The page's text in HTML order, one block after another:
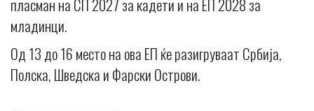
пласман на СП 2027 за кадети и на ЕП 2028 за
младинци.
Од 13 до 16 место на ова ЕП ќе разигруваат Србија,
Полска, Шведска и Фарски Острови.